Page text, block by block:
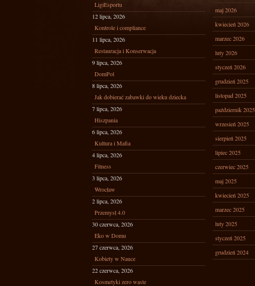
LigiEsportu
12 lipca, 2026
Kontrole i compliance
11 lipca, 2026
Restauracja i Konserwacja
9 lipca, 2026
DomPol
8 lipca, 2026
Jak dobierać zabawki do wieku dziecka
7 lipca, 2026
Hiszpania
6 lipca, 2026
Kultura i Mafia
4 lipca, 2026
Fitness
3 lipca, 2026
Wrocław
2 lipca, 2026
Przemysł 4.0
30 czerwca, 2026
Eko w Domu
27 czerwca, 2026
Kobiety w Nauce
22 czerwca, 2026
Kosmetyki zero waste
maj 2026
kwiecień 2026
marzec 2026
luty 2026
styczeń 2026
grudzień 2025
listopad 2025
październik 2025
wrzesień 2025
sierpień 2025
lipiec 2025
czerwiec 2025
maj 2025
kwiecień 2025
marzec 2025
luty 2025
styczeń 2025
grudzień 2024